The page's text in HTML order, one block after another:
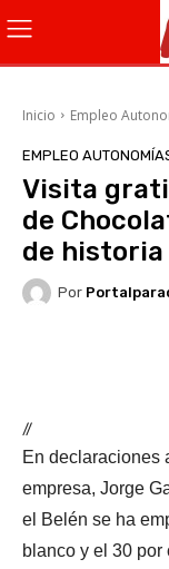
Inicio Empleo
EMPLEO
Visita
de
de historia
Por
//
En declaraciones
empresa, Jorge
el Belén se ha
blanco y el 30